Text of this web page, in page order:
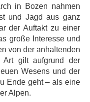
in Bozen nahmen
und Jagd aus ganz
der Auftakt zu einer
große Interesse und
von der anhaltenden
Art gilt aufgrund der
Wesens und der
Ende geht – als eine
Alpen.